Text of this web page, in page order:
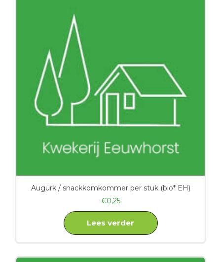
Augurk / snackkomkommer per stuk (bio* EH)
€0,25
Lees verder